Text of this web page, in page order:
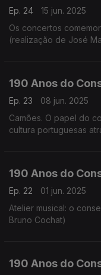
Ep. 24
15 jun. 2025
Os concertos
(realização de José
190 Anos do
Ep. 23
08 jun. 2025
Camões. O papel do
cultura portuguesas
190 Anos do
Ep. 22
01 jun. 2025
Atelier musical: o
Bruno Cochat)
190 Anos do